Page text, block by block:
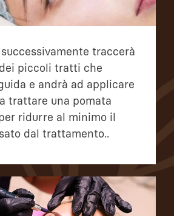
successivamente traccerà
piccoli tratti che
e andrà ad applicare
trattare una pomata
ridurre al minimo il
dal trattamento..